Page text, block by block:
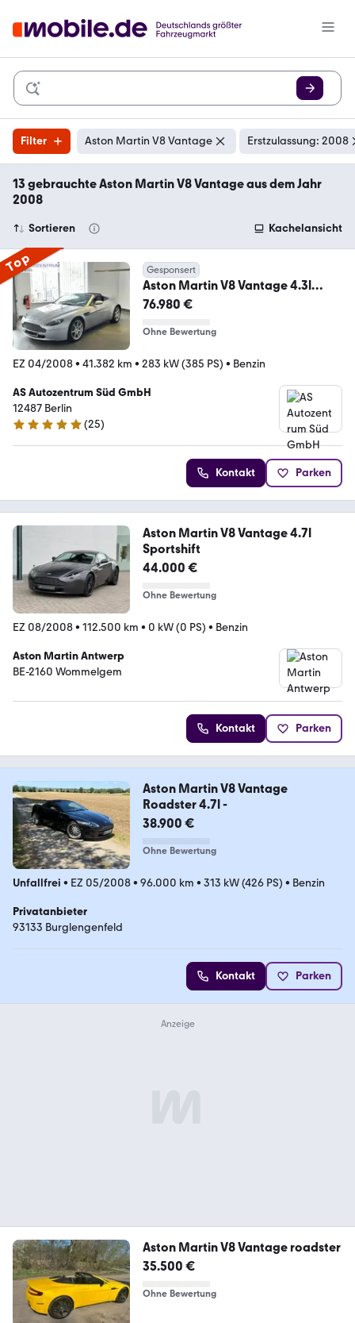
Filter Aston Martin V8 Vantage Erstzulassung: 2008
13 gebrauchte Aston Martin V8 Vantage aus dem Jahr
2008
Sortieren Kachelansicht
Top Gesponsert
Aston Martin V8 Vantage 4.3l
Roadster Dt. Ausfuerung/Wartung
76.980 €
Ohne Bewertung
EZ 04/2008• 41.382 km • 283 kW (385 PS) • Benzin
AS Autozentrum Süd GmbH
12487 Berlin
4.9 Sterne
(25)
Kontakt Parken
Aston Martin V8 Vantage 4.7l
Sportshift
44.000 €
Ohne Bewertung
EZ 08/2008• 112.500 km • 0 kW (0 PS) • Benzin
Aston Martin Antwerp
BE-2160 Wommelgem
Kontakt Parken
Aston Martin V8 Vantage
Roadster 4.7l -
38.900 €
Ohne Bewertung
Unfallfrei • EZ 05/2008• 96.000 km • 313 kW (426 PS) • Benzin
Privatanbieter
93133 Burglengenfeld
Kontakt Parken
Aston Martin V8 Vantage roadster
35.500 €
Ohne Bewertung